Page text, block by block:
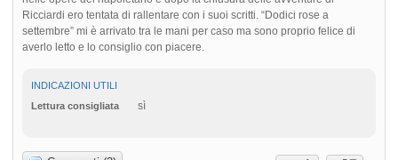
Ricciardi ero tentata di rallentare con i suoi scritti. “Dodici rose a
settembre” mi è arrivato tra le mani per caso ma sono proprio felice di
averlo letto e lo consiglio con piacere.
INDICAZIONI UTILI
Lettura consigliata
sì